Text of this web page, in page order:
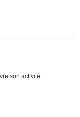
son activité